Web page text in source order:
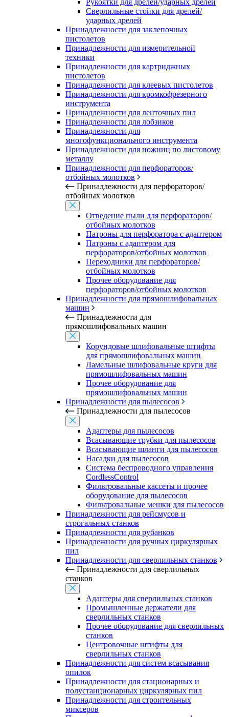
Рукоятки для дрелей/ударных дрелей
Сверлильные стойки для дрелей/
ударных дрелей
Принадлежности для заклепочных
пистолетов
Принадлежности для измерительной
техники
Принадлежности для картриджных
пистолетов
Принадлежности для клеевых пистолетов
Принадлежности для кромкофрезерного
инструмента
Принадлежности для ленточных пил
Принадлежности для лобзиков
Принадлежности для
многофункционального инструмента
Принадлежности для ножниц по листовому
металлу
Принадлежности для перфораторов/
отбойных молотков
Принадлежности для перфораторов/
отбойных молотков
Отведение пыли для перфораторов/
отбойных молотков
Патроны для перфоратора с адаптером
Патроны с адаптером для
перфораторов/отбойных молотков
Переходники для перфораторов/
отбойных молотков
Прочее оборудование для
перфораторов/отбойных молотков
Принадлежности для прямошлифовальных
машин
Принадлежности для
прямошлифовальных машин
Корундовые шлифовальные штифты
для прямошлифовальных машин
Ламельные шлифовальные круги для
прямошлифовальных машин
Прочее оборудование для
прямошлифовальных машин
Принадлежности для пылесосов
Принадлежности для пылесосов
Адаптеры для пылесосов
Всасывающие трубки для пылесосов
Всасывающие шланги для пылесосов
Насадки для пылесосов
Система беспроводного управления
CordlessControl
Фильтровальные кассеты и прочее
оборудование для пылесосов
Фильтровальные мешки для пылесосов
Принадлежности для рейсмусов и
строгальных станков
Принадлежности для рубанков
Принадлежности для ручных циркулярных
пил
Принадлежности для сверлильных станков
Принадлежности для сверлильных
станков
Адаптеры для сверлильных станков
Промышленные держатели для
сверлильных станков
Прочее оборудование для сверлильных
станков
Центровочные штифты для
сверлильных станков
Принадлежности для систем всасывания
опилок
Принадлежности для стационарных и
полустанционарных циркулярных пил
Принадлежности для строительных
миксеров